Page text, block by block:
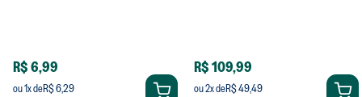
R$ 6,99
ou1x deR$ 6,29
R$ 109,99
ou2x deR$ 49,49